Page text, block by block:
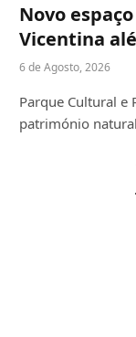
Novo
Vicentina
6 de Agosto, 2026
Parque Cultural e
património